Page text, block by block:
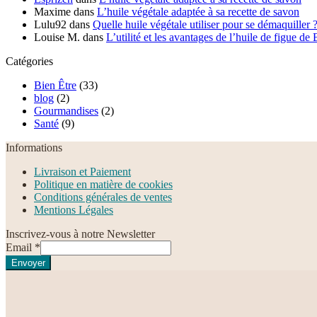
Maxime dans L’huile végétale adaptée à sa recette de savon
Lulu92 dans Quelle huile végétale utiliser pour se démaquiller ?
Louise M. dans L’utilité et les avantages de l’huile de figue de
Catégories
Bien Être (33)
blog (2)
Gourmandises (2)
Santé (9)
Informations
Livraison et Paiement
Politique en matière de cookies
Conditions générales de ventes
Mentions Légales
Inscrivez-vous à notre Newsletter
Email *
Envoyer